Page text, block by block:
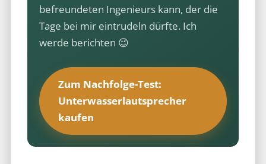
befreundeten Ingenieurs kann, der die
Tage bei mir eintrudeln dürfte. Ich
werde berichten 😉
Zum Nachfolge-Test:
Unterwasserlautsprecher
kaufen